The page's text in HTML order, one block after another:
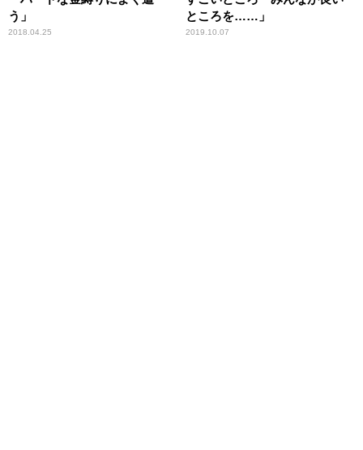
う」
2018.04.25
ところを……」
2019.10.07